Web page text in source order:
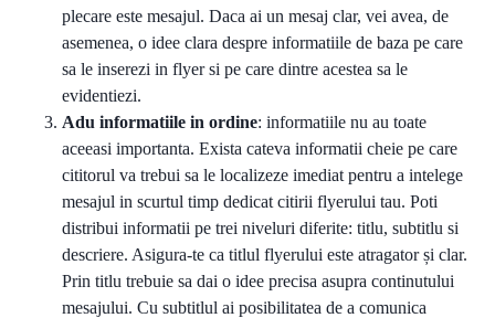
plecare este mesajul. Daca ai un mesaj clar, vei avea, de
asemenea, o idee clara despre informatiile de baza pe care
sa le inserezi in flyer si pe care dintre acestea sa le
evidentiezi.
Adu informatiile in ordine: informatiile nu au toate
aceeasi importanta. Exista cateva informatii cheie pe care
cititorul va trebui sa le localizeze imediat pentru a intelege
mesajul in scurtul timp dedicat citirii flyerului tau. Poti
distribui informatii pe trei niveluri diferite: titlu, subtitlu si
descriere. Asigura-te ca titlul flyerului este atragator și clar.
Prin titlu trebuie sa dai o idee precisa asupra continutului
mesajului. Cu subtitlul ai posibilitatea de a comunica